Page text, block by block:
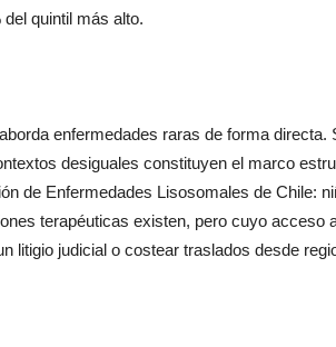
quintil más alto.
enfermedades raras de forma
desiguales constituyen el marco
de Enfermedades Lisosomales de Chile:
terapéuticas existen, pero cuyo acceso
litigio judicial o costear traslados desde